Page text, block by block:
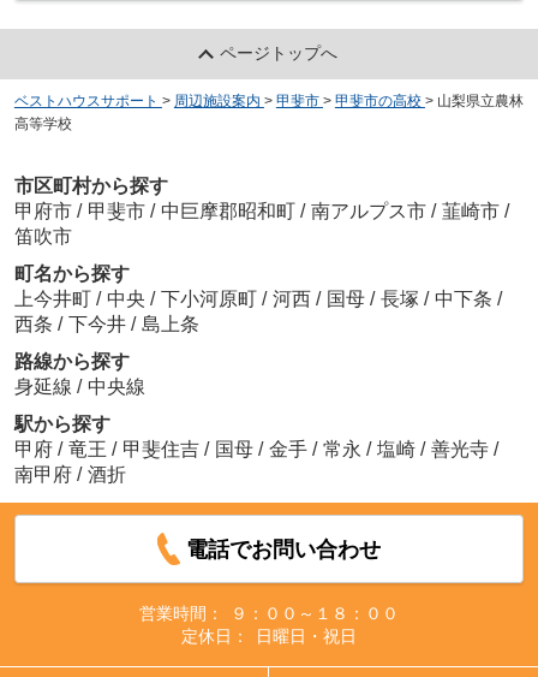
ページトップへ
ベストハウスサポート > 周辺施設案内 > 甲斐市 > 甲斐市の高校 > 山梨県立農林
高等学校
市区町村から探す
甲府市 / 甲斐市 / 中巨摩郡昭和町 / 南アルプス市 / 韮崎市 /
笛吹市
町名から探す
上今井町 / 中央 / 下小河原町 / 河西 / 国母 / 長塚 / 中下条 /
西条 / 下今井 / 島上条
路線から探す
身延線 / 中央線
駅から探す
甲府 / 竜王 / 甲斐住吉 / 国母 / 金手 / 常永 / 塩崎 / 善光寺 /
南甲府 / 酒折
電話でお問い合わせ
営業時間：
９：００～１８：００
定休日：
日曜日・祝日